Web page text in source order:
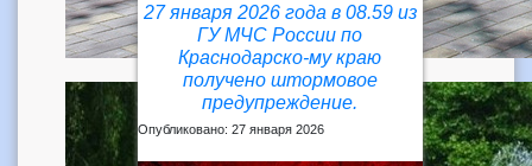
27 января 2026 года в 08.59 из
ГУ МЧС России по
Краснодарско-му краю
получено штормовое
предупреждение.
Опубликовано: 27 января 2026